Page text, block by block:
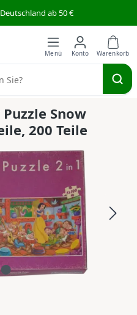
ab 50 €
Snow
200 Teile